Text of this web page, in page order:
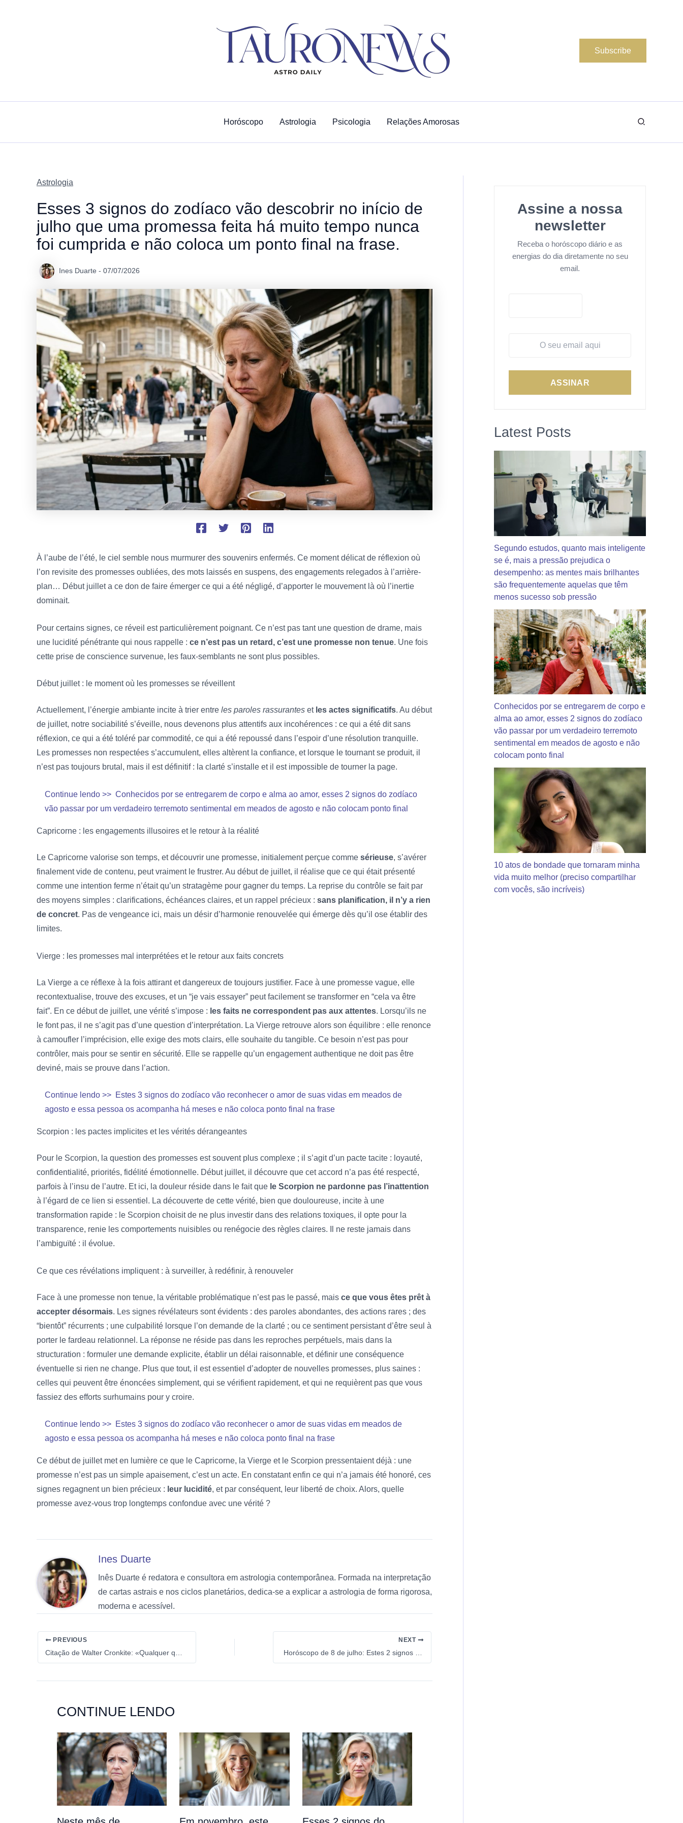
Subscribe
Horóscopo Astrologia Psicologia Relações Amorosas Search
Astrologia
Esses 3 signos do zodíaco vão descobrir no início de
julho que uma promessa feita há muito tempo nunca
foi cumprida e não coloca um ponto final na frase.
Ines Duarte - 07/07/2026
À l’aube de l’été, le ciel semble nous murmurer des souvenirs enfermés. Ce moment délicat de réflexion où
l’on revisite des promesses oubliées, des mots laissés en suspens, des engagements relegados à l’arrière-
plan… Début juillet a ce don de faire émerger ce qui a été négligé, d’apporter le mouvement là où l’inertie
dominait.
Pour certains signes, ce réveil est particulièrement poignant. Ce n’est pas tant une question de drame, mais
une lucidité pénétrante qui nous rappelle : ce n’est pas un retard, c’est une promesse non tenue. Une fois
cette prise de conscience survenue, les faux-semblants ne sont plus possibles.
Début juillet : le moment où les promesses se réveillent
Actuellement, l’énergie ambiante incite à trier entre les paroles rassurantes et les actes significatifs. Au début
de juillet, notre sociabilité s’éveille, nous devenons plus attentifs aux incohérences : ce qui a été dit sans
réflexion, ce qui a été toléré par commodité, ce qui a été repoussé dans l’espoir d’une résolution tranquille.
Les promesses non respectées s’accumulent, elles altèrent la confiance, et lorsque le tournant se produit, il
n’est pas toujours brutal, mais il est définitif : la clarté s’installe et il est impossible de tourner la page.
Continue lendo >> Conhecidos por se entregarem de corpo e alma ao amor, esses 2 signos do zodíaco
vão passar por um verdadeiro terremoto sentimental em meados de agosto e não colocam ponto final
Capricorne : les engagements illusoires et le retour à la réalité
Le Capricorne valorise son temps, et découvrir une promesse, initialement perçue comme sérieuse, s’avérer
finalement vide de contenu, peut vraiment le frustrer. Au début de juillet, il réalise que ce qui était présenté
comme une intention ferme n’était qu’un stratagème pour gagner du temps. La reprise du contrôle se fait par
des moyens simples : clarifications, échéances claires, et un rappel précieux : sans planification, il n’y a rien
de concret. Pas de vengeance ici, mais un désir d’harmonie renouvelée qui émerge dès qu’il ose établir des
limites.
Vierge : les promesses mal interprétées et le retour aux faits concrets
La Vierge a ce réflexe à la fois attirant et dangereux de toujours justifier. Face à une promesse vague, elle
recontextualise, trouve des excuses, et un “je vais essayer” peut facilement se transformer en “cela va être
fait”. En ce début de juillet, une vérité s’impose : les faits ne correspondent pas aux attentes. Lorsqu’ils ne
le font pas, il ne s’agit pas d’une question d’interprétation. La Vierge retrouve alors son équilibre : elle renonce
à camoufler l’imprécision, elle exige des mots clairs, elle souhaite du tangible. Ce besoin n’est pas pour
contrôler, mais pour se sentir en sécurité. Elle se rappelle qu’un engagement authentique ne doit pas être
deviné, mais se prouve dans l’action.
Continue lendo >> Estes 3 signos do zodíaco vão reconhecer o amor de suas vidas em meados de
agosto e essa pessoa os acompanha há meses e não coloca ponto final na frase
Scorpion : les pactes implicites et les vérités dérangeantes
Pour le Scorpion, la question des promesses est souvent plus complexe ; il s’agit d’un pacte tacite : loyauté,
confidentialité, priorités, fidélité émotionnelle. Début juillet, il découvre que cet accord n’a pas été respecté,
parfois à l’insu de l’autre. Et ici, la douleur réside dans le fait que le Scorpion ne pardonne pas l’inattention
à l’égard de ce lien si essentiel. La découverte de cette vérité, bien que douloureuse, incite à une
transformation rapide : le Scorpion choisit de ne plus investir dans des relations toxiques, il opte pour la
transparence, renie les comportements nuisibles ou renégocie des règles claires. Il ne reste jamais dans
l’ambiguïté : il évolue.
Ce que ces révélations impliquent : à surveiller, à redéfinir, à renouveler
Face à une promesse non tenue, la véritable problématique n’est pas le passé, mais ce que vous êtes prêt à
accepter désormais. Les signes révélateurs sont évidents : des paroles abondantes, des actions rares ; des
“bientôt” récurrents ; une culpabilité lorsque l’on demande de la clarté ; ou ce sentiment persistant d’être seul à
porter le fardeau relationnel. La réponse ne réside pas dans les reproches perpétuels, mais dans la
structuration : formuler une demande explicite, établir un délai raisonnable, et définir une conséquence
éventuelle si rien ne change. Plus que tout, il est essentiel d’adopter de nouvelles promesses, plus saines :
celles qui peuvent être énoncées simplement, qui se vérifient rapidement, et qui ne requièrent pas que vous
fassiez des efforts surhumains pour y croire.
Continue lendo >> Estes 3 signos do zodíaco vão reconhecer o amor de suas vidas em meados de
agosto e essa pessoa os acompanha há meses e não coloca ponto final na frase
Ce début de juillet met en lumière ce que le Capricorne, la Vierge et le Scorpion pressentaient déjà : une
promesse n’est pas un simple apaisement, c’est un acte. En constatant enfin ce qui n’a jamais été honoré, ces
signes regagnent un bien précieux : leur lucidité, et par conséquent, leur liberté de choix. Alors, quelle
promesse avez-vous trop longtemps confondue avec une vérité ?
Ines Duarte
Inês Duarte é redatora e consultora em astrologia contemporânea. Formada na interpretação
de cartas astrais e nos ciclos planetários, dedica-se a explicar a astrologia de forma rigorosa,
moderna e acessível.
PREVIOUS NEXT
CONTINUE LENDO
Assine a nossa
newsletter
Receba o horóscopo diário e as
energias do dia diretamente no seu
email.
ASSINAR
Latest Posts
Segundo estudos, quanto mais inteligente
se é, mais a pressão prejudica o
desempenho: as mentes mais brilhantes
são frequentemente aquelas que têm
menos sucesso sob pressão
Conhecidos por se entregarem de corpo e
alma ao amor, esses 2 signos do zodíaco
vão passar por um verdadeiro terremoto
sentimental em meados de agosto e não
colocam ponto final
10 atos de bondade que tornaram minha
vida muito melhor (preciso compartilhar
com vocês, são incríveis)